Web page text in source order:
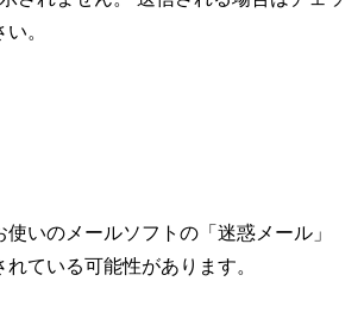
。
いのメールソフトの「迷惑メール」
ている可能性があります。